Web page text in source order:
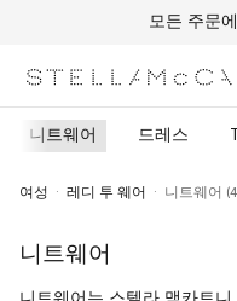
모든 주문
니트웨어 드레스
여성 레디 투 웨어 니트웨어
니트웨어